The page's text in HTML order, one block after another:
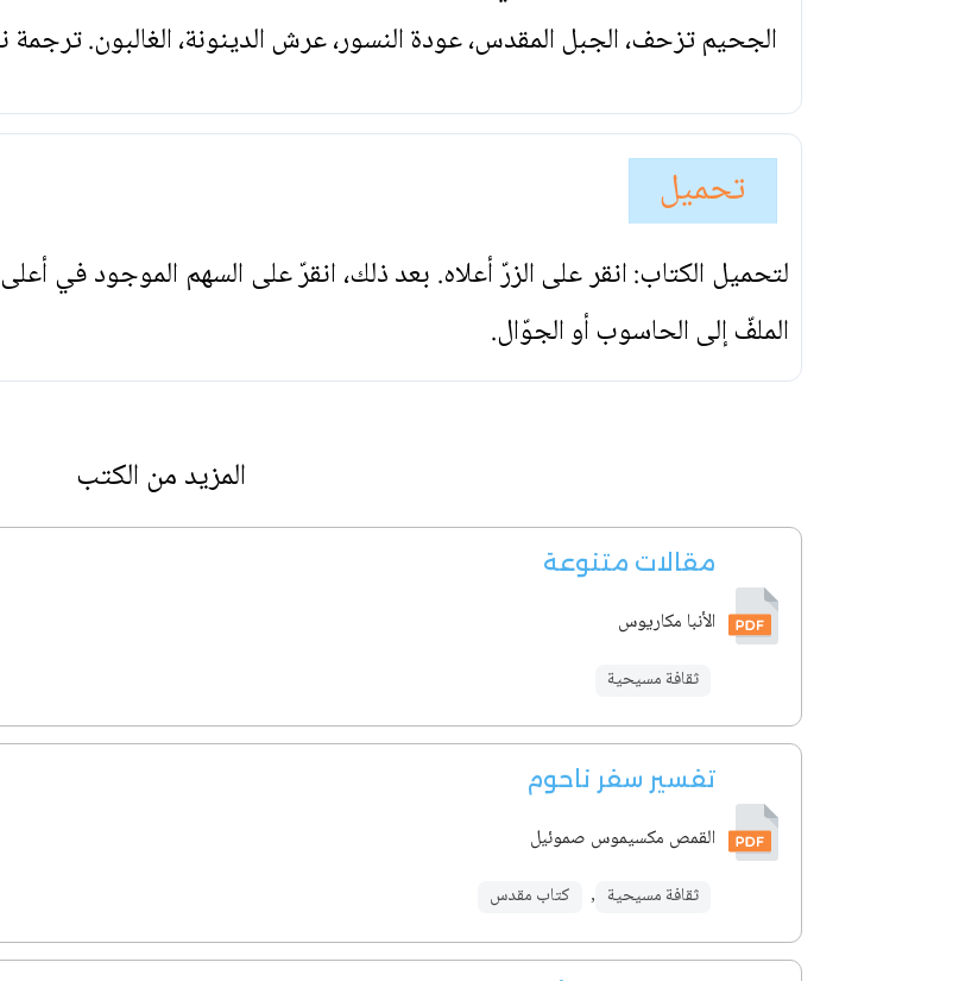
الجحيم تزحف، الجبل المقدس، عودة النسور، عرش الدينونة، الغالبون. ترجمة
تحميل
لتحميل الكتاب: انقر على الزرّ أعلاه. بعد ذلك، انقرّ على السهم الموجود في
الملفّ إلى الحاسوب أو الجوّال.
المزيد من الكتب
مقالات متنوعة
الأنبا مكاريوس
ثقافة مسيحية
تفسير سفر ناحوم
القمص مكسيموس صموئيل
ثقافة مسيحية , كتاب مقدس